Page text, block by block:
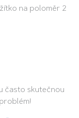
na poloměr 2
často skutečnou